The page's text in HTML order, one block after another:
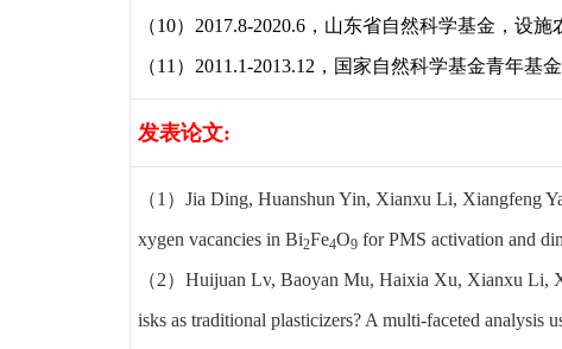
（10） 2017.8-2020.6 ， 山东省自然科学基金 ， 设施
（11 ） 2011.1-2013.12 ， 国家自然科学基金青年基金
发表论文:
（1 ） Jia Ding, Huanshun Yin, Xianxu Li, Xiangfeng
xygen vacancies in Bi2Fe4O9 for PMS activation and
（2） Huijuan Lv, Baoyan Mu, Haixia Xu, Xianxu Li,
isks as traditional plasticizers? A multi-faceted analysis